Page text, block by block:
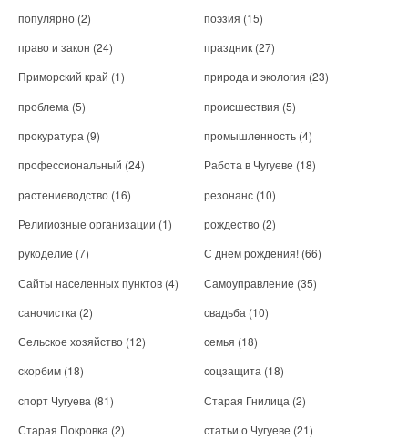
популярно (2) поэзия (15)
право и закон (24) праздник (27)
Приморский край (1) природа и экология (23)
проблема (5) происшествия (5)
прокуратура (9) промышленность (4)
профессиональный (24) Работа в Чугуеве (18)
растениеводство (16) резонанс (10)
Религиозные организации (1) рождество (2)
рукоделие (7) С днем рождения! (66)
Сайты населенных пунктов (4) Самоуправление (35)
саночистка (2) свадьба (10)
Сельское хозяйство (12) семья (18)
скорбим (18) соцзащита (18)
спорт Чугуева (81) Старая Гнилица (2)
Старая Покровка (2) статьи о Чугуеве (21)